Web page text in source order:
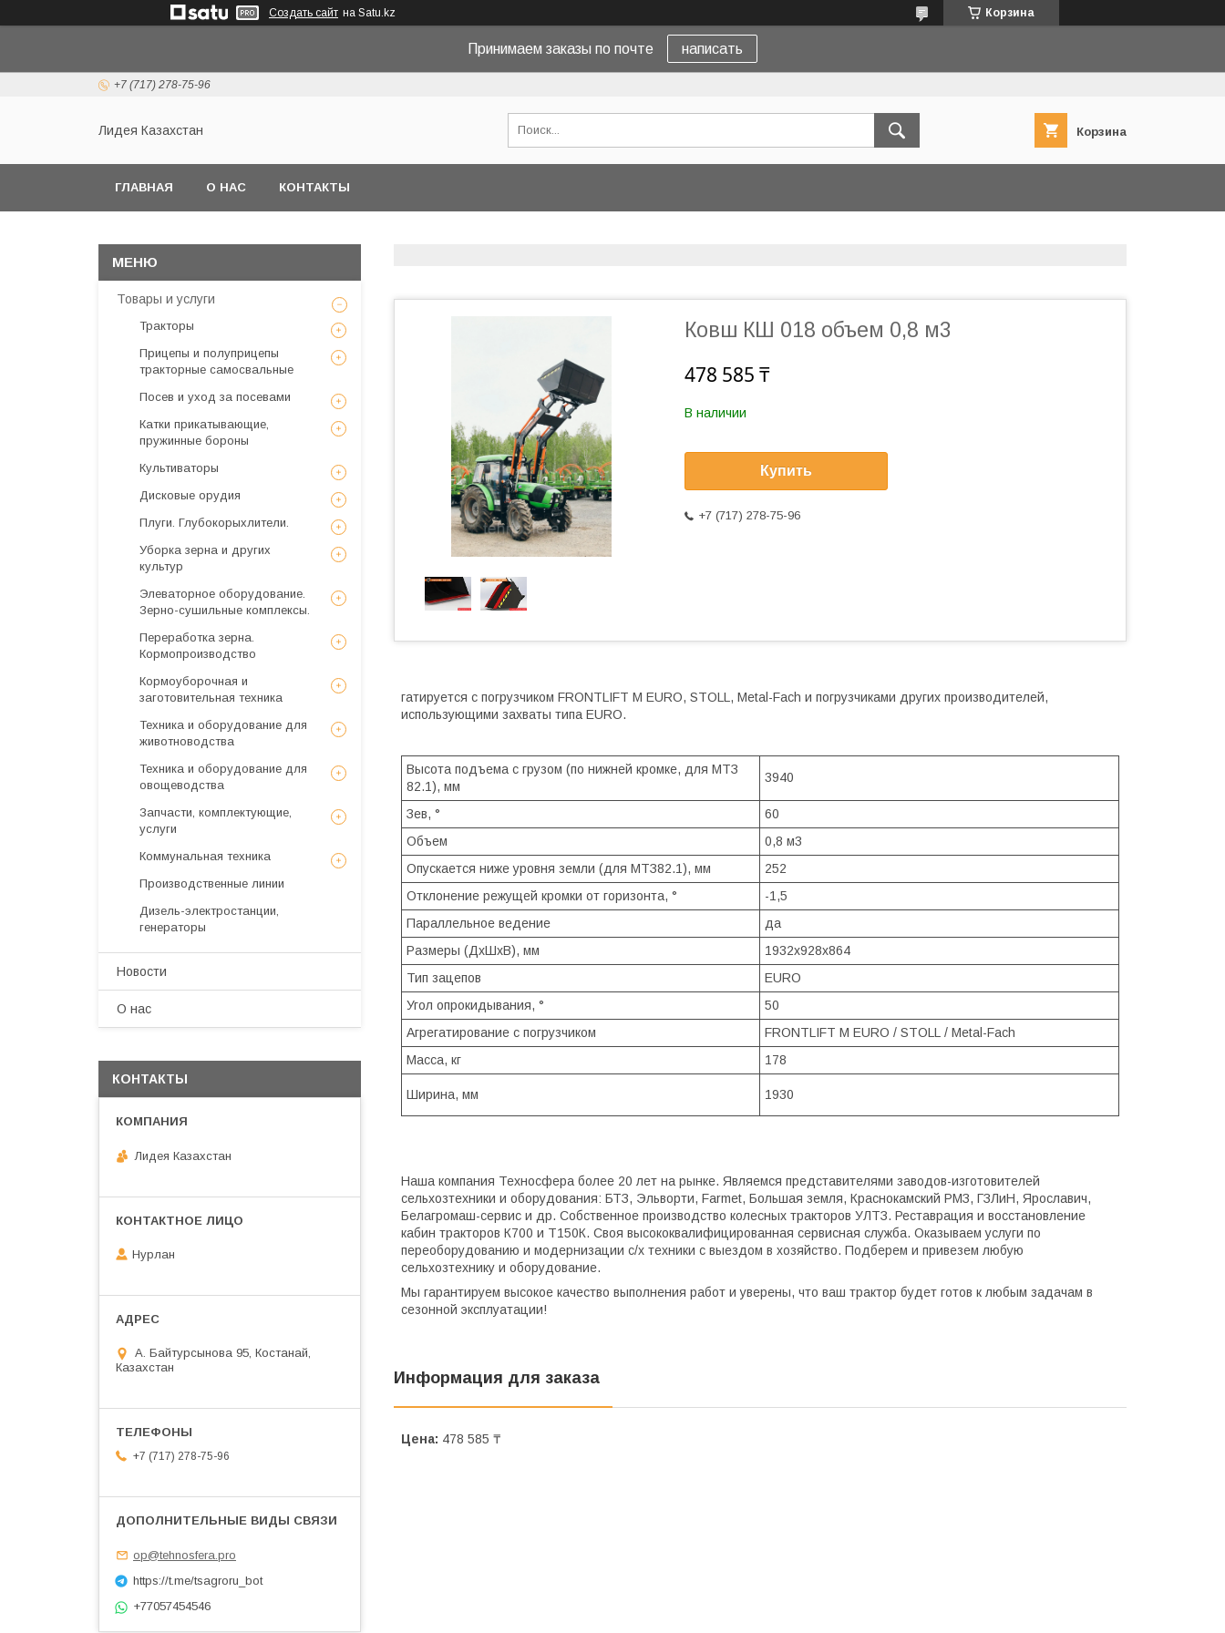
Создать сайт на Satu.kz Корзина
Принимаем заказы по почте написать
+7 (717) 278-75-96
Лидея Казахстан Корзина
ГЛАВНАЯ О НАС КОНТАКТЫ
Ковш КШ 018 объем 0,8 м3
478 585 ₸
В наличии
Купить
+7 (717) 278-75-96
гатируется с погрузчиком FRONTLIFT M EURO, STOLL, Metal-Fach и погрузчиками других производителей,
использующими захваты типа EURO.
Высота подъема с грузом (по нижней кромке, для МТЗ
82.1), мм
3940
Зев, °
60
Объем
0,8 м3
Опускается ниже уровня земли (для МТЗ82.1), мм
252
Отклонение режущей кромки от горизонта, °
-1,5
Параллельное ведение
да
Размеры (ДхШхВ), мм
1932х928х864
Тип зацепов
EURO
Угол опрокидывания, °
50
Агрегатирование с погрузчиком
FRONTLIFT M EURO / STOLL / Metal-Fach
Масса, кг
178
Ширина, мм 1930
Наша компания Техносфера более 20 лет на рынке. Являемся представителями заводов-изготовителей
сельхозтехники и оборудования: БТЗ, Эльворти, Fаrmеt, Большая земля, Краснокамский РМЗ, ГЗЛиН, Ярославич,
Белагромаш-сервис и др. Собственное производство колесных тракторов УЛТЗ. Реставрация и восстановление
кабин тракторов К700 и Т150К. Своя высококвалифицированная сервисная служба. Оказываем услуги по
переоборудованию и модернизации с/х техники с выездом в хозяйство. Подберем и привезем любую
сельхозтехнику и оборудование.
Мы гарантируем высокое качество выполнения работ и уверены, что ваш трактор будет готов к любым задачам в
сезонной эксплуатации!
Информация для заказа
Цена: 478 585 ₸
Товары и услуги
Тракторы
Прицепы и полуприцепы
тракторные самосвальные
Посев и уход за посевами
Катки прикатывающие,
пружинные бороны
Культиваторы
Дисковые орудия
Плуги. Глубокорыхлители.
Уборка зерна и других
культур
Элеваторное оборудование.
Зерно-сушильные комплексы.
Переработка зерна.
Кормопроизводство
Кормоуборочная и
заготовительная техника
Техника и оборудование для
животноводства
Техника и оборудование для
овощеводства
Запчасти, комплектующие,
услуги
Коммунальная техника
Производственные линии
Дизель-электростанции,
генераторы
Новости
О нас
КОНТАКТЫ
Лидея Казахстан
Нурлан
А. Байтурсынова 95, Костанай,
Казахстан
+7 (717) 278-75-96
op@tehnosfera.pro
https://t.me/tsagroru_bot
+77057454546